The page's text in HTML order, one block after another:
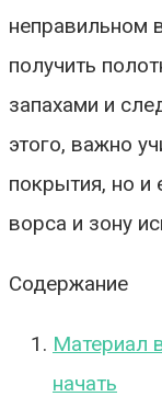
неправильном
получить
запахами и
этого, важно
покрытия, но и
ворса и зону
Содержание
Материал
начать